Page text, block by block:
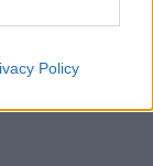
Policy